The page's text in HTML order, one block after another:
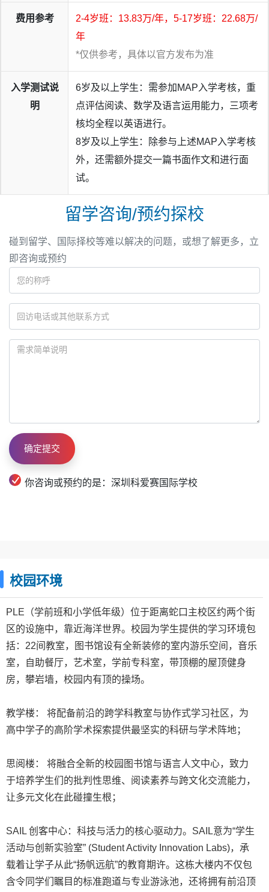
还收获了多所加州大学系统院校的录取，涵盖
加州大学伯克利分校、加州大学洛杉矶分校、加州大学圣迭
戈分校及加州大学戴维斯分校 ，展现出学生们扎实的学术能
力与多元的发展方向。
放眼全球，26届毕业生更是拿下多国顶尖学府录取，其中包
英国帝国理工学院、南加州大学、加拿大多伦多大学、威
斯康星大学、伊利诺伊大学厄巴纳-香槟分校、墨尔本大
学、纽约大学、香港大学，以及国内顶尖学府北京大学。
费用参考
2-4岁班：13.83万/年，5-17岁班：22.68万/
年
*仅供参考，具体以官方发布为准
入学测试说
明
6岁及以上学生：需参加MAP入学考核，重
点评估阅读、数学及语言运用能力，三项考
核均全程以英语进行。
8岁及以上学生：除参与上述MAP入学考核
外，还需额外提交一篇书面作文和进行面
试。
留学咨询/预约探校
碰到留学、国际择校等难以解决的问题，或想了解更多，立
即咨询或预约
你咨询或预约的是：深圳科爱赛国际学校
校园环境
PLE（学前班和小学低年级）位于距离蛇口主校区约两个街
区的设施中，靠近海洋世界。校园为学生提供的学习环境包
括：22间教室，图书馆设有全新装修的室内游乐空间，音乐
室，自助餐厅，艺术室，学前专科室，带顶棚的屋顶健身
房，攀岩墙，校园内有顶的操场。
教学楼： 将配备前沿的跨学科教室与协作式学习社区，为
高中学子的高阶学术探索提供最坚实的科研与学术阵地；
思阅楼： 将融合全新的校园图书馆与语言人文中心，致力
于培养学生们的批判性思维、阅读素养与跨文化交流能力，
让多元文化在此碰撞生根；
SAIL 创客中心：科技与活力的核心驱动力。SAIL意为“学生
活动与创新实验室” (Student Activity Innovation Labs)，承
载着让学子从此“扬帆远航”的教育期许。这栋大楼内不仅包
含令同学们瞩目的标准跑道与专业游泳池，还将拥有前沿顶